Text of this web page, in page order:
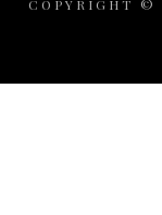
COPYRIGHT ©